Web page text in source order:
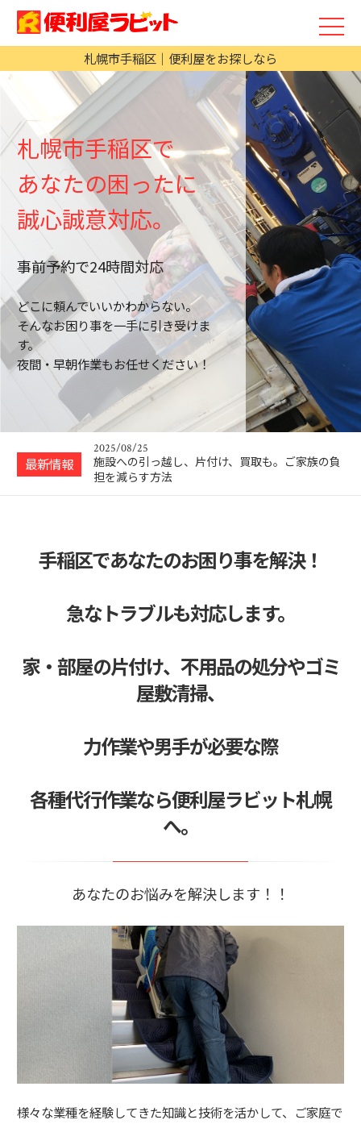
札幌市手稲区｜便利屋をお探しなら
札幌市手稲区で
あなたの困ったに
誠心誠意対応。
事前予約で24時間対応
どこに頼んでいいかわからない。
そんなお困り事を一手に引き受けま
す。
夜間・早朝作業もお任せください！
最新情報
2025/01/02
2025年 年始の営業のお知らせ
2025/12/31
【2025年】年末年始のご挨拶と新サービス開始
のお知らせ
2025/08/25
施設への引っ越し、片付け、買取も。ご家族の負
担を減らす方法
あなたの得意なことを活かす！自由な働き方の便
2025/01/02
2025年 年始の営業のお知らせ
【2025年】年末年始のご挨拶と新サービス開始
のお知らせ
手稲区であなたのお困り事を解決！
急なトラブルも対応します。
家・部屋の片付け、不用品の処分やゴミ
屋敷清掃、
力作業や男手が必要な際
各種代行作業なら便利屋ラビット札幌
へ。
あなたのお悩みを解決します！！
様々な業種を経験してきた知識と技術を活かして、ご家庭で